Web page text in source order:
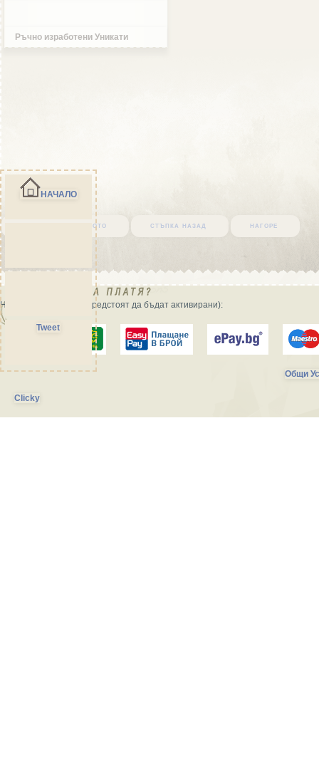
Ръчно изработени Уникати
върни се в началото стъпка назад нагоре
Начини на плащане (предстоят да бъдат активирани):
Общи
Clicky
НАЧАЛО
Tweet